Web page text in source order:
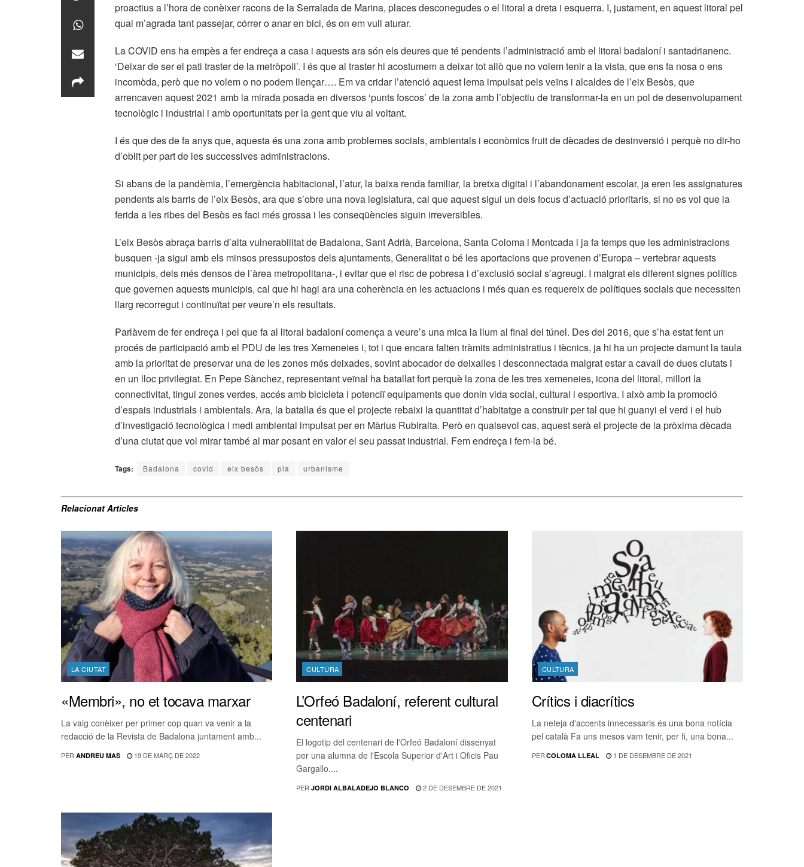
proactius a l’hora de conèixer racons de la Serralada de Marina, places desconegudes o el litoral a dreta i esquerra. I, justament, en aquest litoral pel
qual m’agrada tant passejar, córrer o anar en bici, és on em vull aturar.
La COVID ens ha empès a fer endreça a casa i aquests ara són els deures que té pendents l’administració amb el litoral badaloní i santadrianenc.
‘Deixar de ser el pati traster de la metròpoli’. I és que al traster hi acostumem a deixar tot allò que no volem tenir a la vista, que ens fa nosa o ens
incomòda, però que no volem o no podem llençar…. Em va cridar l’atenció aquest lema impulsat pels veïns i alcaldes de l’eix Besòs, que
arrencaven aquest 2021 amb la mirada posada en diversos ‘punts foscos’ de la zona amb l’objectiu de transformar-la en un pol de desenvolupament
tecnològic i industrial i amb oportunitats per la gent que viu al voltant.
I és que des de fa anys que, aquesta és una zona amb problemes socials, ambientals i econòmics fruit de dècades de desinversió i perquè no dir-ho
d’oblit per part de les successives administracions.
Si abans de la pandèmia, l’emergència habitacional, l’atur, la baixa renda familiar, la bretxa digital i l’abandonament escolar, ja eren les assignatures
pendents als barris de l’eix Besòs, ara que s’obre una nova legislatura, cal que aquest sigui un dels focus d’actuació prioritaris, si no es vol que la
ferida a les ribes del Besòs es faci més grossa i les conseqüències siguin irreversibles.
L’eix Besòs abraça barris d’alta vulnerabilitat de Badalona, Sant Adrià, Barcelona, Santa Coloma i Montcada i ja fa temps que les administracions
busquen -ja sigui amb els minsos pressupostos dels ajuntaments, Generalitat o bé les aportacions que provenen d’Europa – vertebrar aquests
municipis, dels més densos de l’àrea metropolitana-, i evitar que el risc de pobresa i d’exclusió social s’agreugi. I malgrat els diferent signes polítics
que governen aquests municipis, cal que hi hagi ara una coherència en les actuacions i més quan es requereix de polítiques socials que necessiten
llarg recorregut i continuïtat per veure’n els resultats.
Parlàvem de fer endreça i pel que fa al litoral badaloní comença a veure’s una mica la llum al final del túnel. Des del 2016, que s’ha estat fent un
procés de participació amb el PDU de les tres Xemeneies i, tot i que encara falten tràmits administratius i tècnics, ja hi ha un projecte damunt la taula
amb la prioritat de preservar una de les zones més deixades, sovint abocador de deixalles i desconnectada malgrat estar a cavall de dues ciutats i
en un lloc privilegiat. En Pepe Sànchez, representant veïnal ha batallat fort perquè la zona de les tres xemeneies, icona del litoral, millori la
connectivitat, tingui zones verdes, accés amb bicicleta i potenciï equipaments que donin vida social, cultural i esportiva. I això amb la promoció
d’espais industrials i ambientals. Ara, la batalla és que el projecte rebaixi la quantitat d’habitatge a construïr per tal que hi guanyi el verd i el hub
d’investigació tecnològica i medi ambiental impulsat per en Màrius Rubiralta. Però en qualsevol cas, aquest serà el projecte de la pròxima dècada
d’una ciutat que vol mirar també al mar posant en valor el seu passat industrial. Fem endreça i fem-la bé.
Tags: Badalona covid eix besòs pla urbanisme
Relacionat Articles
LA CIUTAT
«Membri», no et tocava marxar
La vaig conèixer per primer cop quan va venir a la
redacció de la Revista de Badalona juntament amb...
PER ANDREU MAS 19 DE MARÇ DE 2022
CULTURA
L’Orfeó Badaloní, referent cultural
centenari
El logotip del centenari de l'Orfeó Badaloní dissenyat
per una alumna de l'Escola Superior d'Art i Oficis Pau
Gargallo....
PER JORDI ALBALADEJO BLANCO 2 DE DESEMBRE DE 2021
CULTURA
Crítics i diacrítics
La neteja d'accents innecessaris és una bona notícia
pel català Fa uns mesos vam tenir, per fi, una bona...
PER COLOMA LLEAL 1 DE DESEMBRE DE 2021